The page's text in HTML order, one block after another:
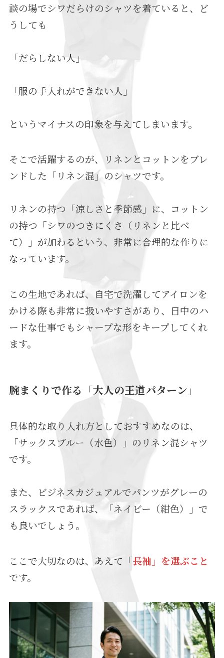
談の場でシワだらけのシャツを着ていると、ど
うしても
「だらしない人」
「服の手入れができない人」
というマイナスの印象を与えてしまいます。
そこで活躍するのが、リネンとコットンをブレ
ンドした「リネン混」のシャツです。
リネンの持つ「涼しさと季節感」に、コットン
の持つ「シワのつきにくさ（リネンと比べ
て）」が加わるという、非常に合理的な作りに
なっています。
この生地であれば、自宅で洗濯してアイロンを
かける際も非常に扱いやすさがあり、日中のハ
ードな仕事でもシャープな形をキープしてくれ
ます。
腕まくりで作る「大人の王道パターン」
具体的な取り入れ方としておすすめなのは、
「サックスブルー（水色）」のリネン混シャツ
です。
また、ビジネスカジュアルでパンツがグレーの
スラックスであれば、「ネイビー（紺色）」で
も良いでしょう。
ここで大切なのは、あえて「長袖」を選ぶこと
です。